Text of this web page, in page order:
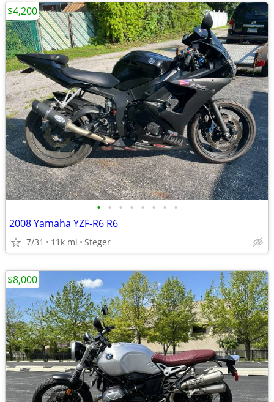
• • • • • • • •
2008 Yamaha YZF-R6 R6
7/31 11k mi Steger
$4,200
$8,000